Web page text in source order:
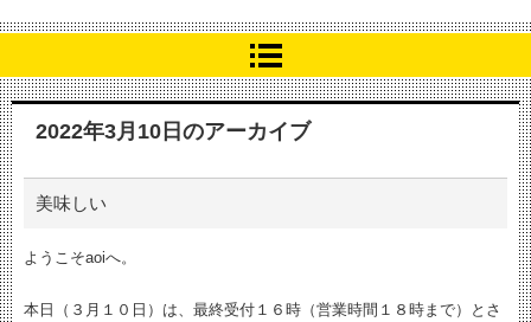
2022年3月10日 のアーカイブ
美味しい
ようこそaoiへ。
本日（３月１０日）は、最終受付１６時（営業時間１８時まで）とさ